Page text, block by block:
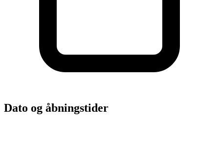
Dato og åbningstider